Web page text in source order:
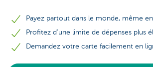
Payez partout dans le monde, même
Profitez d'une limite de dépenses plus
Demandez votre carte facilement en